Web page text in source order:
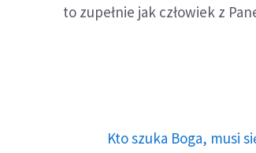
to zupełnie jak człowiek z
Kto szuka Boga, musi